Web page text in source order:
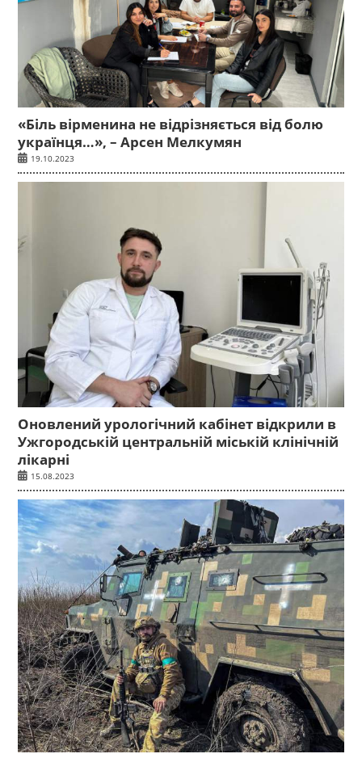
«Біль вірменина не відрізняється від болю
українця…», – Арсен Мелкумян
19.10.2023
Оновлений урологічний кабінет відкрили в
Ужгородській центральній міській клінічній
лікарні
15.08.2023